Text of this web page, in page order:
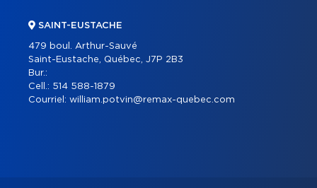
SAINT-EUSTACHE
479 boul. Arthur-Sauvé
Saint-Eustache, Québec, J7P 2B3
Bur.:
Cell.: 514 588-1879
Courriel: william.potvin@remax-quebec.com